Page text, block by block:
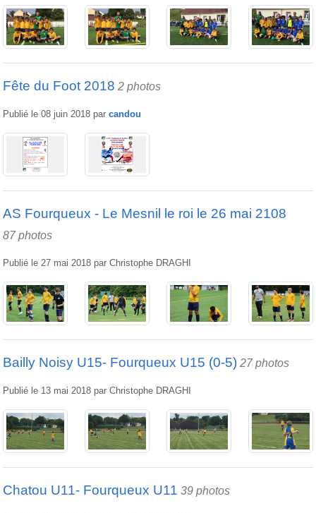
Fête du Foot 2018 2 photos
Publié le 08 juin 2018 par candou
AS Fourqueux - Le Mesnil le roi le 26 mai 2108
87 photos
Publié le 27 mai 2018 par Christophe DRAGHI
Bailly Noisy U15- Fourqueux U15 (0-5) 27 photos
Publié le 13 mai 2018 par Christophe DRAGHI
Chatou U11- Fourqueux U11 39 photos